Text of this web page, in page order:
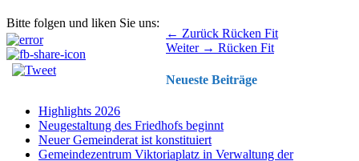
Bitte folgen und liken Sie uns:
Beitragsnavigation ← Zurück Vorhergehender
Beitrag:
Rücken Fit
Weiter → Nächster
Rücken Fit
Neueste Beiträge
Highlights 2026
Neugestaltung des Friedhofs beginnt
Neuer Gemeinderat ist konstituiert
Gemeindezentrum Viktoriaplatz in Verwaltung der